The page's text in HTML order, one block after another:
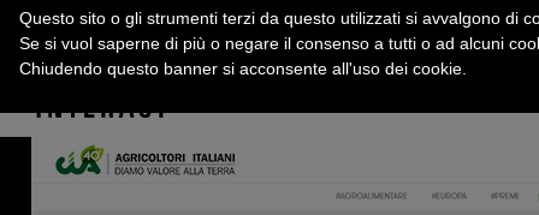
Questo sito o gli strumenti terzi da questo utilizzati si avvalgono di
Se si vuol saperne di più o negare il consenso a tutti o ad alcuni
Chiudendo questo banner si acconsente all'uso dei cookie.